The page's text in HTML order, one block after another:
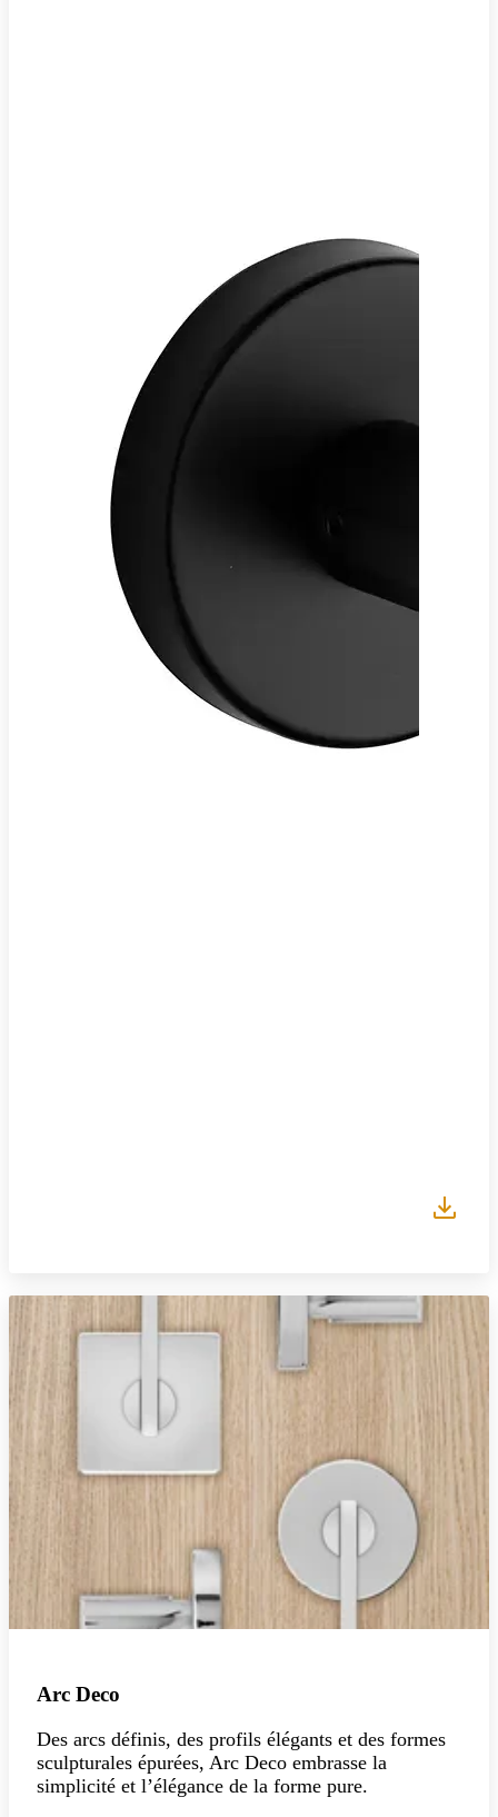
Arc Deco
Des arcs définis, des profils élégants et des formes
sculpturales épurées, Arc Deco embrasse la
simplicité et l’élégance de la forme pure.